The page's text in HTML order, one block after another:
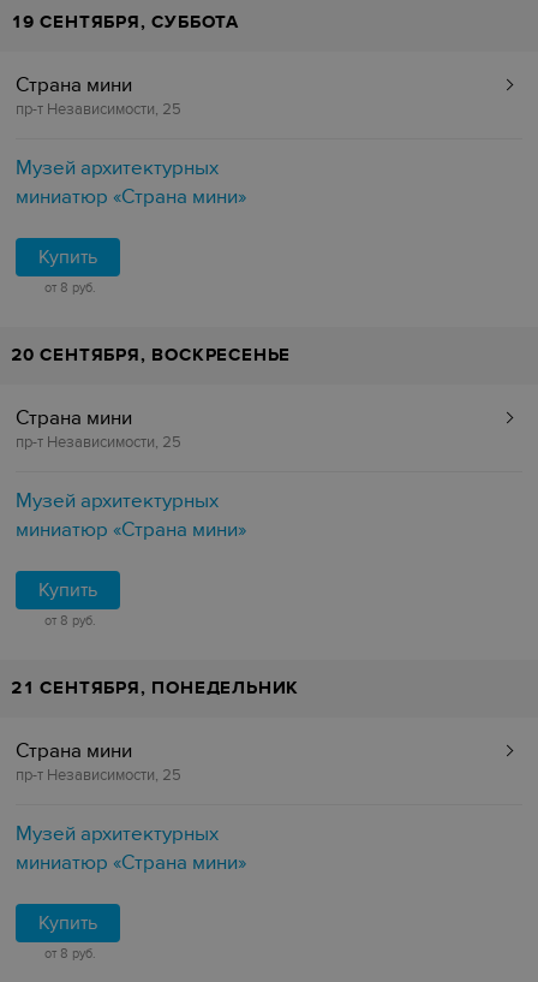
19 СЕНТЯБРЯ, СУББОТА
Страна мини
пр-т Независимости, 25
Музей архитектурных
миниатюр «Страна мини»
Купить
от 8 руб.
20 СЕНТЯБРЯ, ВОСКРЕСЕНЬЕ
Страна мини
пр-т Независимости, 25
Музей архитектурных
миниатюр «Страна мини»
Купить
от 8 руб.
21 СЕНТЯБРЯ, ПОНЕДЕЛЬНИК
Страна мини
пр-т Независимости, 25
Музей архитектурных
миниатюр «Страна мини»
Купить
от 8 руб.